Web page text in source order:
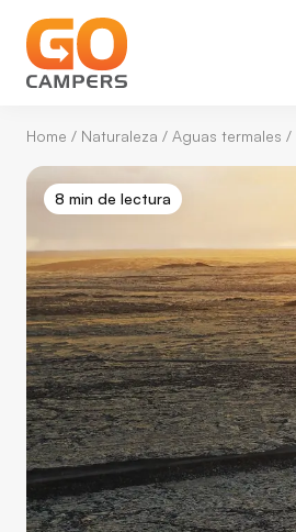
Home / Naturaleza / Aguas termales /
8 min de lectura